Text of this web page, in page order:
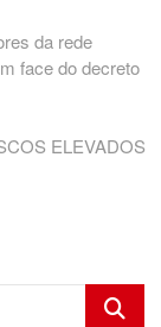
da rede
face do decreto
ELEVADOS